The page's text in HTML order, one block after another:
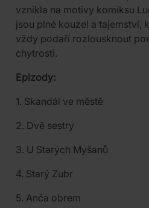
vznikla na motivy komiksu
jsou plné kouzel a tajemství,
vždy podaří rozlousknout
chytrosti.
Epizody:
1. Skandál ve městě
2. Dvě sestry
3. U Starých Myšanů
4. Starý Zubr
5. Anča obrem